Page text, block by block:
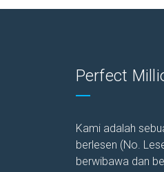
Perfect
Kami adalah
berlesen (No.
berwibawa dan